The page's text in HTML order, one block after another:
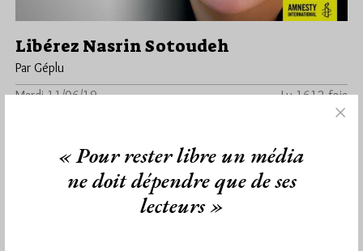
Libérez Nasrin Sotoudeh
Par Géplu
Mardi 11/06/19
Lu 1612 fois
Communiqué du Collectif contre le terrorisme LIBEREZ NASRIN
le Terrorisme appellent à…
« Pour rester libre un média
ne doit dépendre que de ses
lecteurs »